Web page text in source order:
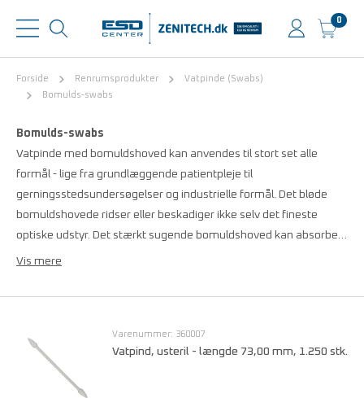
0
Forside Renrumsprodukter
Vatpinde (Swabs)
Bomulds-swabs
Bomulds-swabs
Vatpinde med bomuldshoved kan anvendes til stort set alle
formål - lige fra grundlæggende patientpleje til
gerningsstedsundersøgelser og industrielle formål. Det bløde
bomuldshovede ridser eller beskadiger ikke selv det fineste
optiske udstyr. Det stærkt sugende bomuldshoved kan absorbe…
Vis mere
Varenummer: 360007
Vatpind, usteril - længde 73,00 mm, 1.250 stk.